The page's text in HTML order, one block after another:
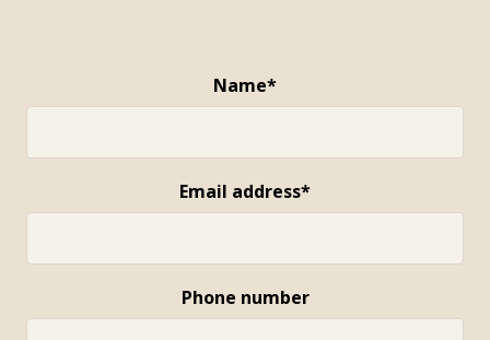
Name*
Email address*
Phone number